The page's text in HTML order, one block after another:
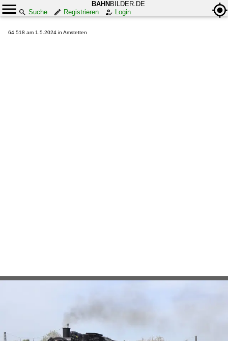
BAHN BILDER.DE
Suche
Registrieren Login
64 518 am 1.5.2024 in Amstetten